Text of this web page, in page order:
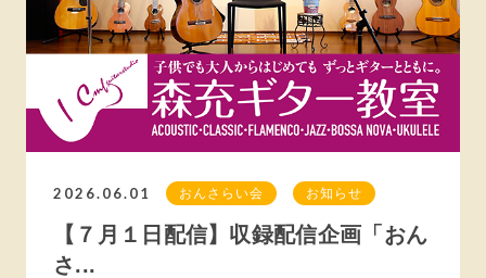
2026.06.01 おんさらい会 お知らせ
【７月１日配信】収録配信企画「おん
さ...